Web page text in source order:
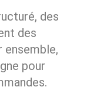
des
des
ensemble,
pour